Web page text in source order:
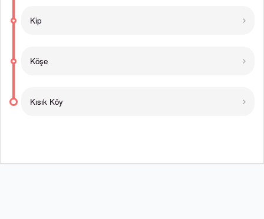
Kip
Köşe
Kısık Köy